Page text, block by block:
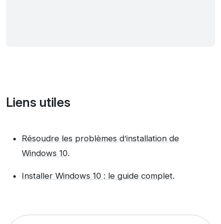
Liens utiles
Résoudre les problèmes d’installation de
Windows 10.
Installer Windows 10 : le guide complet.